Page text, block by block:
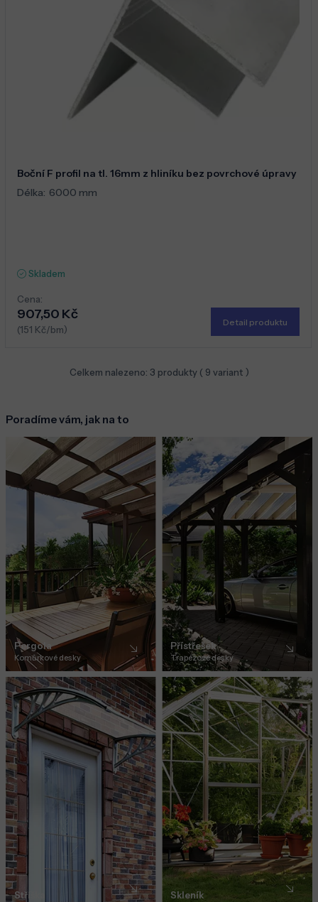
Boční F profil na tl. 16mm z hliníku bez povrchové úpravy
Délka: 6000 mm
Skladem
Cena:
907,50 Kč
(151 Kč/bm)
Detail produktu
Celkem nalezeno: 3 produkty ( 9 variant )
Poradíme vám, jak na to
Pergola
Komůrkové desky
Přístřešek
Trapézové desky
Stříška Skleník